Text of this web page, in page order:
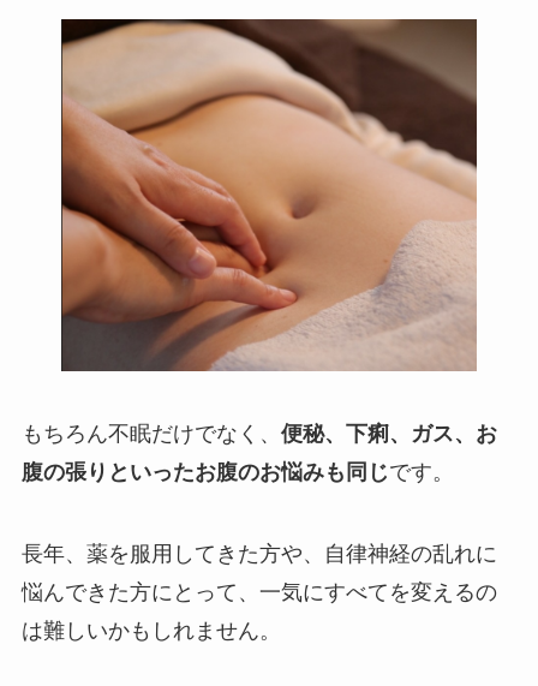
もちろん不眠だけでなく、 便秘、下痢、ガス、お
腹の張りといったお腹のお悩みも同じです。
長年、薬を服用してきた方や、自律神経の乱れに
悩んできた方にとって、一気にすべてを変えるの
は難しいかもしれません。